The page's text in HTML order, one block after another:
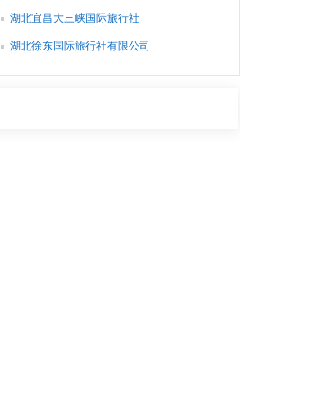
湖北宜昌大三峡国际旅行社
湖北徐东国际旅行社有限公司